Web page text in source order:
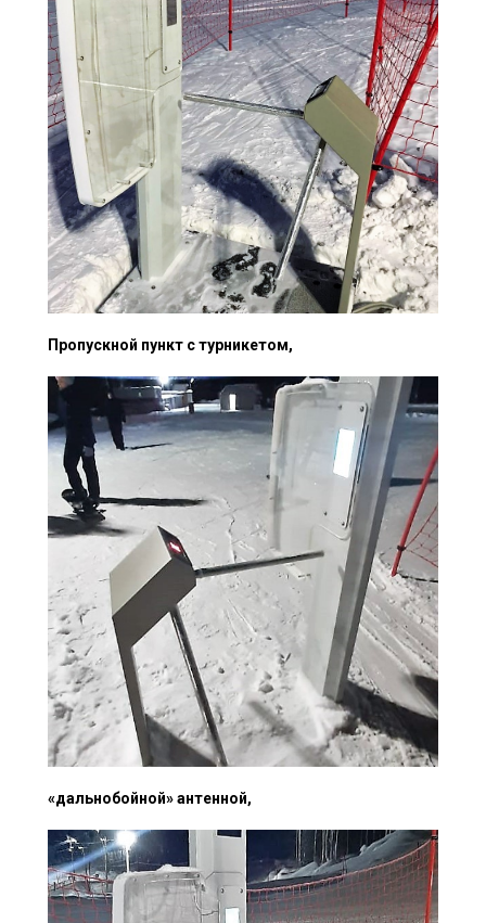
Пропускной пункт с турникетом,
«дальнобойной» антенной,